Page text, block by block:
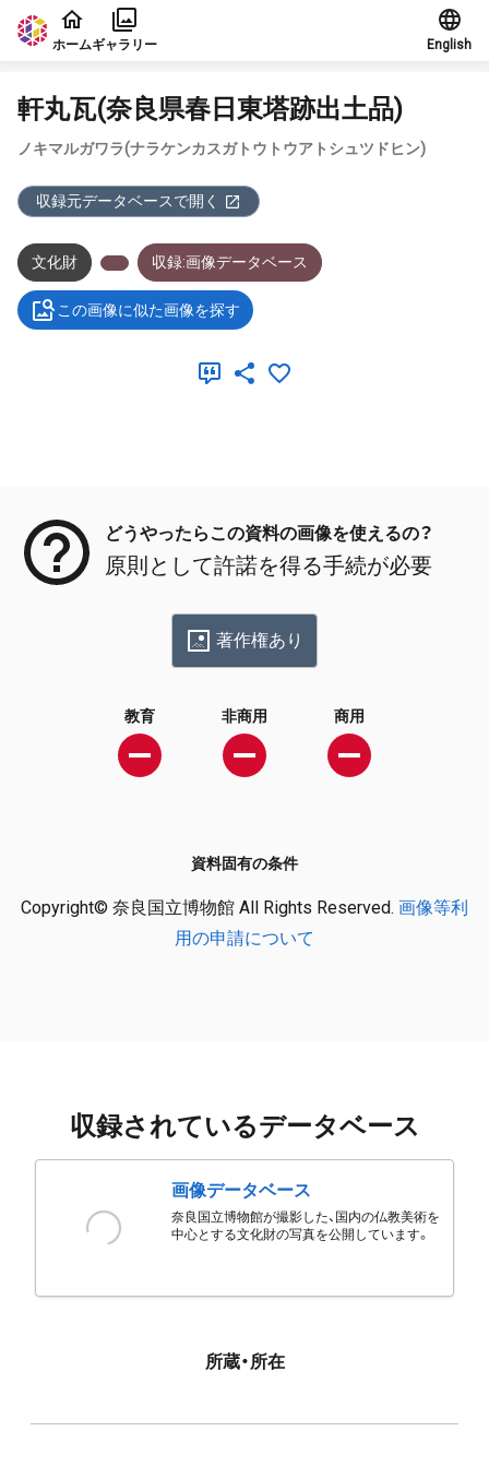
本文に飛ぶ
ホームギャラリー English
軒丸瓦(奈良県春日東塔跡出土品)
ノキマルガワラ(ナラケンカスガトウトウアトシュツドヒン)
収録元データベースで開く
文化財 収録:画像データベース
この画像に似た画像を探す
どうやったらこの資料の画像を使えるの？
原則として許諾を得る手続が必要
著作権あり
教育 非商用 商用
資料固有の条件
Copyright© 奈良国立博物館 All Rights Reserved. 画像等利
用の申請について
収録されているデータベース
画像データベース
奈良国立博物館が撮影した、国内の仏教美術を
中心とする文化財の写真を公開しています。
所蔵・所在